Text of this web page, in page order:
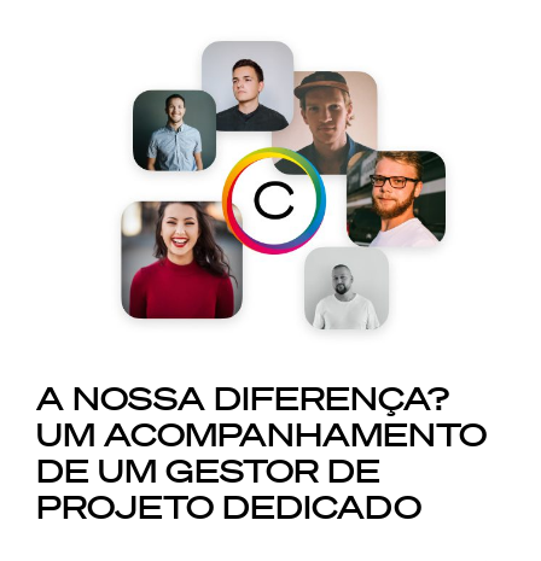
A NOSSA DIFERENÇA?
UM ACOMPANHAMENTO
DE UM GESTOR DE
PROJETO DEDICADO